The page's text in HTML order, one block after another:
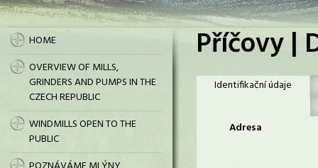
HOME
OVERVIEW OF MILLS,
GRINDERS AND PUMPS IN THE
CZECH REPUBLIC
WINDMILLS OPEN TO THE
PUBLIC
Příčovy |
Identifikační údaje
Adresa